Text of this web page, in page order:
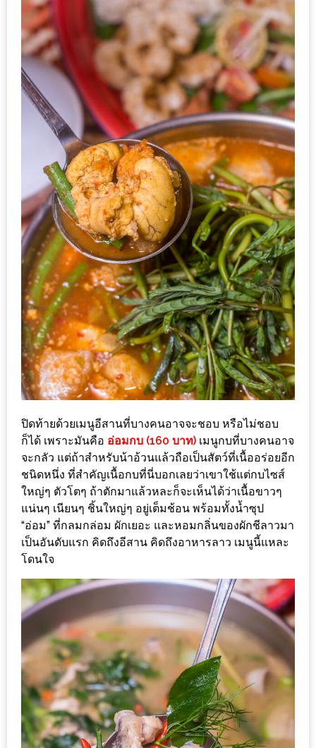
เชียงใหม่
ลุ้น
บัตร
รับ
ประทาน
บุฟเฟ่ต์
ฟรี
ที่
LE
CRYSTAL
เชียงใหม่
ฟรี
2
ท่าน
ลุ้น
รับ
GIFT
รับ
ประทาน
อาหาร
มูลค่า
1,000
บาท
ฟรี
รางวัล
วัน
แม่
สุด
พิเศษ
โปร
โม
ชั่น
ปิดท้ายด้วยเมนูอีสานที่บางคนอาจจะชอบ หรือไม่ชอบ
ก็ได้ เพราะมันคือ อ่อมกบ (160 บาท) เมนูกบที่บางคนอาจ
จะกลัว แต่ถ้าสำหรับน้าอ้วนแล้วถือเป็นสัตว์ที่เนื้ออร่อยอีก
ชนิดหนึ่ง ที่สำคัญเนื้อกบที่นี่บอกเลยว่าเขาใช้แต่กบไซส์
ใหญ่ๆ ตัวโตๆ ถ้าตักมาแล้วหละก็จะเห็นได้ว่าเนื้อขาวๆ
แน่นๆ เนียนๆ ชิ้นใหญ่ๆ อยู่เต็มช้อน พร้อมทั้งน้ำซุป
“อ่อม” ที่กลมกล่อม ผักเยอะ และหอมกลิ่นของผักชีลาวมา
เป็นอันดับแรก คิดถึงอีสาน คิดถึงอาหารลาว เมนูนี้แหละ
โดนใจ